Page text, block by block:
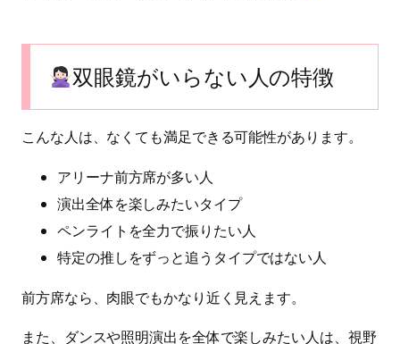
双眼鏡がいらない人の特徴
こんな人は、なくても満足できる可能性があります。
アリーナ前方席が多い人
演出全体を楽しみたいタイプ
ペンライトを全力で振りたい人
特定の推しをずっと追うタイプではない人
前方席なら、肉眼でもかなり近く見えます。
また、ダンスや照明演出を全体で楽しみたい人は、視野